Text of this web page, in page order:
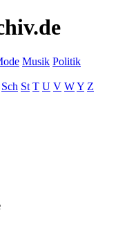
Musik Politik
Sch St T U V WY Z